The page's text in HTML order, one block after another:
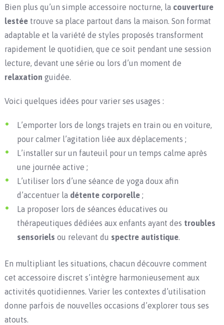
Bien plus qu’un simple accessoire nocturne, la couverture
lestéetrouve sa place partout dans la maison. Son format
adaptable et la variété de styles proposés transforment
rapidement le quotidien, que ce soit pendant une session
lecture, devant une série ou lors d’un moment de
relaxation guidée.
Voici quelques idées pour varier ses usages :
L’emporter lors de longs trajets en train ou en voiture,
pour calmer l’agitation liée aux déplacements ;
L’installer sur un fauteuil pour un temps calme après
une journée active ;
L’utiliser lors d’une séance de yoga doux afin
d’accentuer la détente corporelle;
La proposer lors de séances éducatives ou
thérapeutiques dédiées aux enfants ayant des troubles
sensoriels ou relevant du spectre autistique.
En multipliant les situations, chacun découvre comment
cet accessoire discret s’intègre harmonieusement aux
activités quotidiennes. Varier les contextes d’utilisation
donne parfois de nouvelles occasions d’explorer tous ses
atouts.